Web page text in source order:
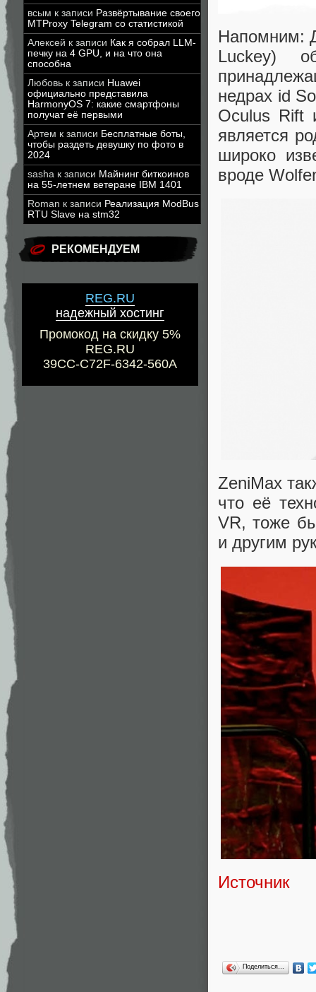
всым к записи Развёртывание своего
MTProxy Telegram со статистикой
Алексей к записи Как я собрал LLM-
печку на 4 GPU, и на что она
способна
Любовь к записи Huawei
официально представила
HarmonyOS 7: какие смартфоны
получат её первыми
Артем к записи Бесплатные боты,
чтобы раздеть девушку по фото в
2024
sasha к записи Майнинг биткоинов
на 55-летнем ветеране IBM 1401
Roman к записи Реализация ModBus
RTU Slave на stm32
РЕКОМЕНДУЕМ
REG.RU
надежный хостинг
Промокод на скидку 5%
REG.RU
39CC-C72F-6342-560A
Напомним:
Luckey)
недрах id
Oculus Rift
является
широко
вроде
ZeniMax
что её
VR, тоже
и другим
Источник
Поделиться…